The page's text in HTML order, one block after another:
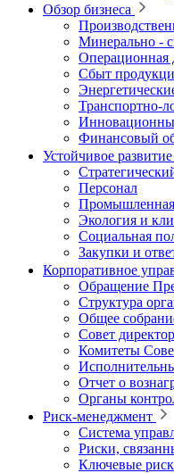
Обзор бизнеса
Минерально ‑
Операционная
Сбыт
Транспортно-
Финансовый
Устойчивое развитие
Персонал
Промышленная
Экология и
Социальная
Закупки и
Корпоративное
Обращение
Структура
Общее
Совет
Комитеты
Отчет о
Органы
Риск-менеджмент
Система
Риски,
Ключевые